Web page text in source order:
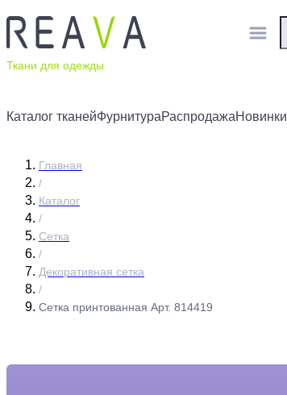
Ткани для одежды
Каталог тканейФурнитураРаспродажаНовинки
Главная
/
Каталог
/
Сетка
/
Декоративная сетка
/
Сетка принтованная Арт. 814419